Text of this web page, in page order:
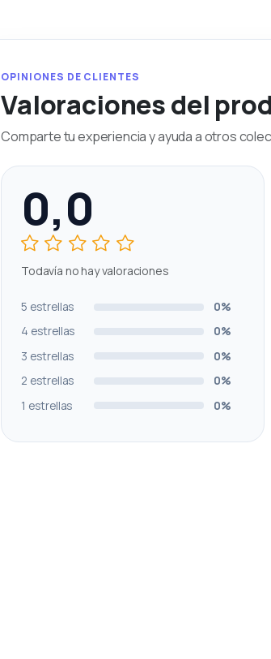
OPINIONES DE CLIENTES
Valoraciones del
Comparte tu experiencia y ayuda a otros
0,0
Todavía no hay valoraciones
5 estrellas
0%
4 estrellas
0%
3 estrellas
0%
2 estrellas
0%
1 estrellas
0%